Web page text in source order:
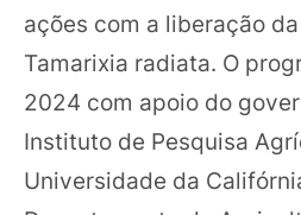
ações com a liberação
Tamarixia radiata. O
2024 com apoio do
Instituto de Pesquisa
Universidade da